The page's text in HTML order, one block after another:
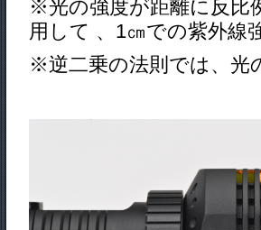
※光の強度が距離に反比
用して 、1㎝での紫外線
※逆二乗の法則では、光